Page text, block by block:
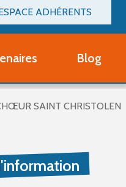
ADHÉRENTS
Connexion
Blog
SAINT CHRISTOLEN